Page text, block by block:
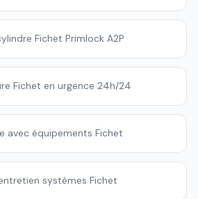
Fichet Primlock A2P
Fichet en urgence 24h/24
avec équipements Fichet
systèmes Fichet